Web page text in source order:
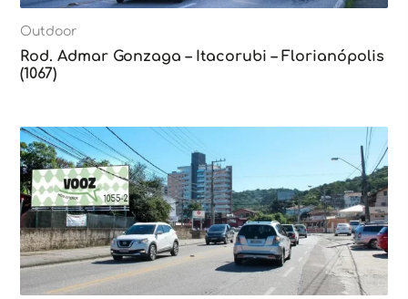
Outdoor
Rod. Admar Gonzaga – Itacorubi – Florianópolis
(1067)